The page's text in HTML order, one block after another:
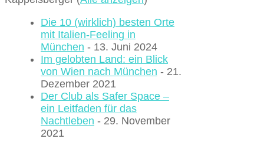
Die 10 (wirklich) besten Orte
mit Italien-Feeling in
München - 13. Juni 2024
Im gelobten Land: ein Blick
von Wien nach München - 21.
Dezember 2021
Der Club als Safer Space –
ein Leitfaden für das
Nachtleben - 29. November
2021